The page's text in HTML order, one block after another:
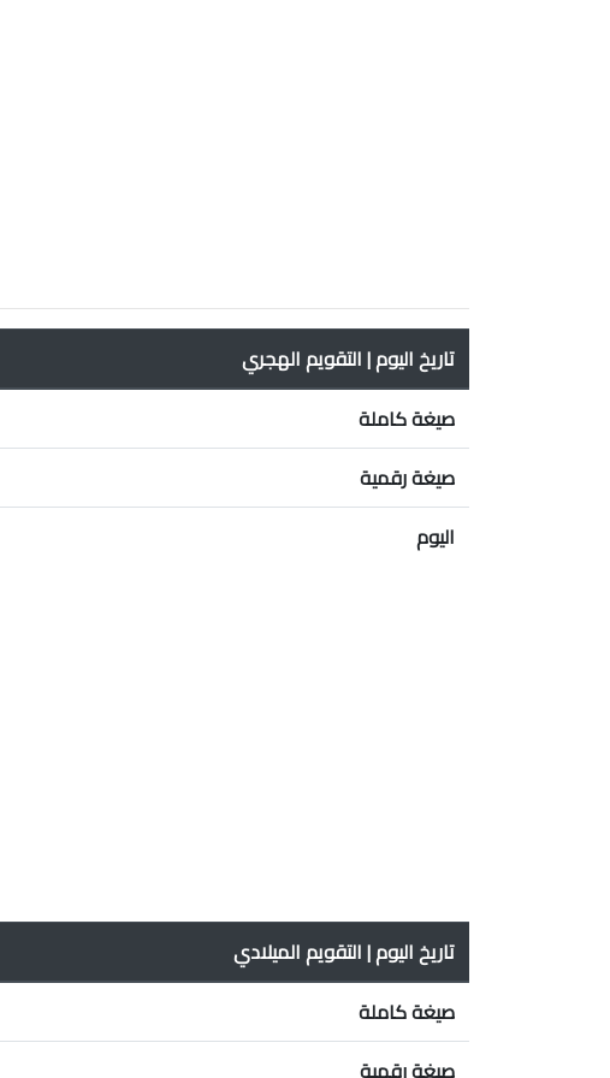
تاريخ اليوم | التقويم الهجري
صيغة كاملة
صيغة رقمية
اليوم
تاريخ اليوم | التقويم الميلادي
صيغة كاملة
صيغة رقمية